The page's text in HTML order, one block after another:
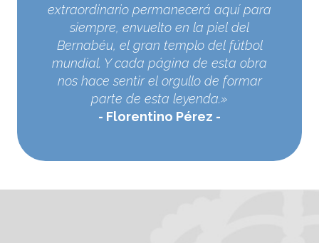
extraordinario permanecerá aquí para
siempre, envuelto en la piel del
Bernabéu, el gran templo del fútbol
mundial. Y cada página de esta obra
nos hace sentir el orgullo de formar
parte de esta leyenda.»
Florentino Pérez